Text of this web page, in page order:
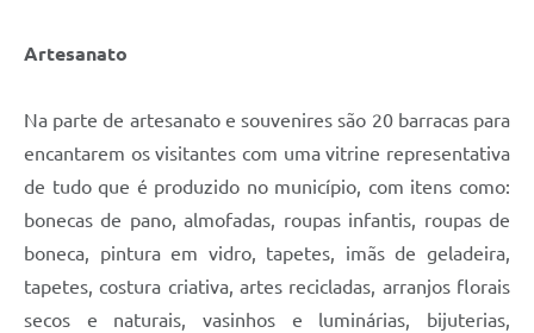
Artesanato
Na parte de artesanato e souvenires são 20 barracas para
encantarem os visitantes com uma vitrine representativa
de tudo que é produzido no município, com itens como:
bonecas de pano, almofadas, roupas infantis, roupas de
boneca, pintura em vidro, tapetes, imãs de geladeira,
tapetes, costura criativa, artes recicladas, arranjos florais
secos e naturais, vasinhos e luminárias, bijuterias,